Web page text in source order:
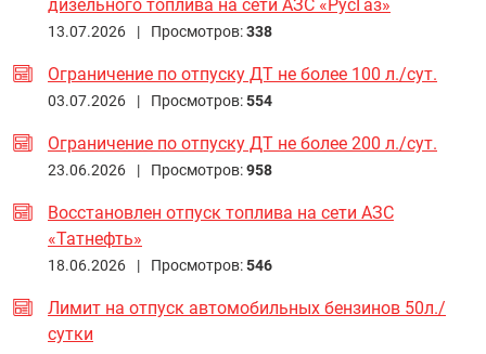
дизельного топлива на сети АЗС «РусГаз»
13.07.2026 | Просмотров:338
Ограничение по отпуску ДТ не более 100 л./сут.
03.07.2026 | Просмотров:554
Ограничение по отпуску ДТ не более 200 л./сут.
23.06.2026 | Просмотров:958
Восстановлен отпуск топлива на сети АЗС
«Татнефть»
18.06.2026 | Просмотров:546
Лимит на отпуск автомобильных бензинов 50л./
сутки